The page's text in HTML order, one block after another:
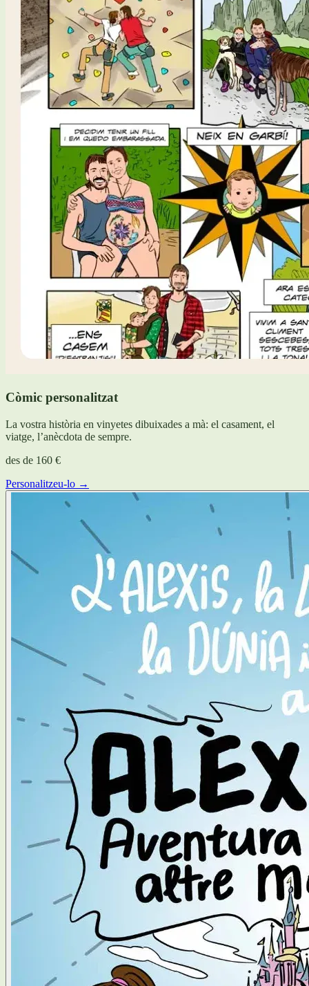
Còmic personalitzat
La vostra història en vinyetes dibuixades a mà: el casament, el
viatge, l’anècdota de sempre.
des de 160 €
Personalitzeu-lo →